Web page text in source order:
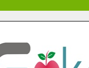
İlçe Jandarma Komutanı